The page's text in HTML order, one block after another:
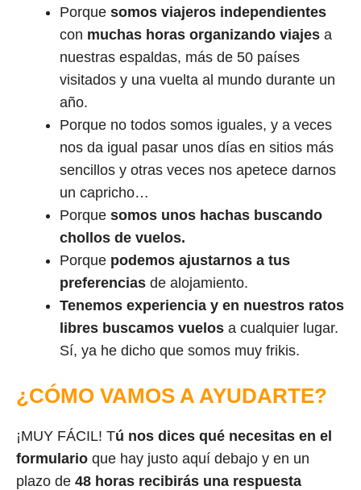
Porque somos viajeros independientes
con muchas horas organizando viajes a
nuestras espaldas, más de 50 países
visitados y una vuelta al mundo durante un
año.
Porque no todos somos iguales, y a veces
nos da igual pasar unos días en sitios más
sencillos y otras veces nos apetece darnos
un capricho…
Porque somos unos hachas buscando
chollos de vuelos.
Porque podemos ajustarnos a tus
preferencias de alojamiento.
Tenemos experiencia y en nuestros ratos
libres buscamos vuelos a cualquier lugar.
Sí, ya he dicho que somos muy frikis.
¿CÓMO VAMOS A AYUDARTE?
¡MUY FÁCIL! Tú nos dices qué necesitas en el
formulario que hay justo aquí debajo y en un
plazo de 48 horas recibirás una respuesta